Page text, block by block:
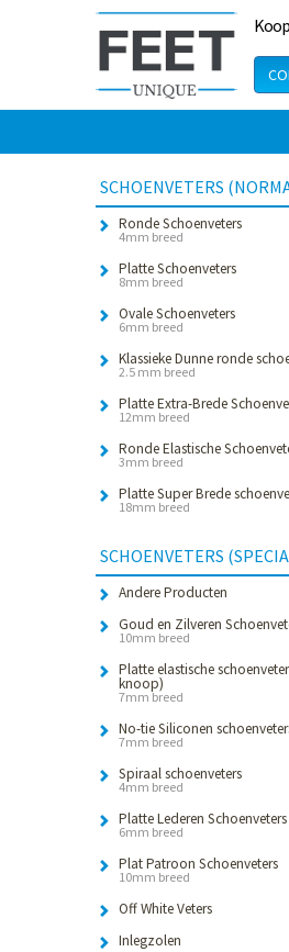
SCHOENVETERS
Ronde Schoenveters
4mm breed
Platte Schoenveters
8mm breed
Ovale Schoenveters
6mm breed
Klassieke Dunne ronde
2.5 mm breed
Platte Extra-Brede
12mm breed
Ronde Elastische
3mm breed
Platte Super Brede
18mm breed
SCHOENVETERS
Andere Producten
Goud en Zilveren
10mm breed
Platte elastische
knoop)
7mm breed
No-tie Siliconen
7mm breed
Spiraal schoenveters
4mm breed
Platte Lederen Schoenveters
6mm breed
Plat Patroon Schoenveters
10mm breed
Off White Veters
Inlegzolen